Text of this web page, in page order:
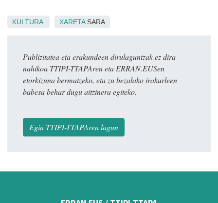
KULTURA XARETASARA
Publizitatea eta erakundeen dirulaguntzak ez dira
nahikoa TTIPI-TTAPAren eta ERRAN.EUSen
etorkizuna bermatzeko, eta zu bezalako irakurleen
babesa behar dugu aitzinera egiteko.
Egin TTIPI-TTAPAren lagun